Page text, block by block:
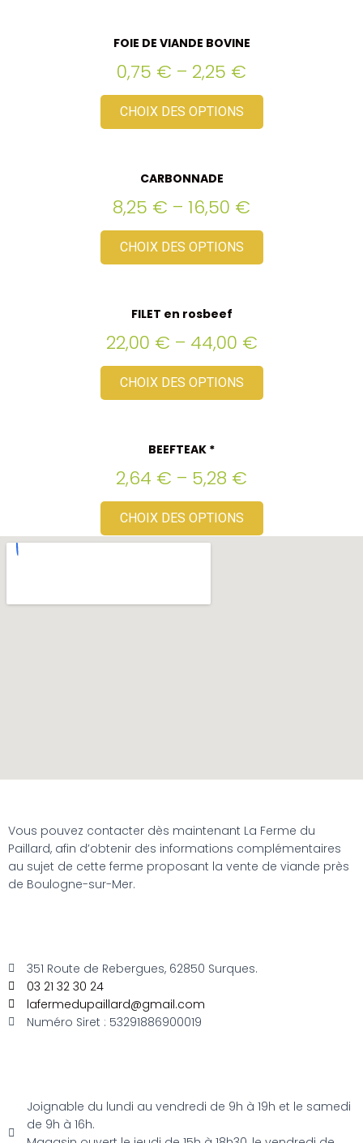
FOIE DE VIANDE BOVINE
0,75 € – 2,25 €
CHOIX DES OPTIONS
CARBONNADE
8,25 € – 16,50 €
CHOIX DES OPTIONS
FILET en rosbeef
22,00 € – 44,00 €
CHOIX DES OPTIONS
BEEFTEAK *
2,64 € – 5,28 €
CHOIX DES OPTIONS
Vous pouvez contacter dès maintenant La Ferme du
Paillard, afin d’obtenir des informations complémentaires
au sujet de cette ferme proposant la vente de viande près
de Boulogne-sur-Mer.
351 Route de Rebergues, 62850 Surques.
03 21 32 30 24
lafermedupaillard@gmail.com
Numéro Siret : 53291886900019
Joignable du lundi au vendredi de 9h à 19h et le samedi
de 9h à 16h.